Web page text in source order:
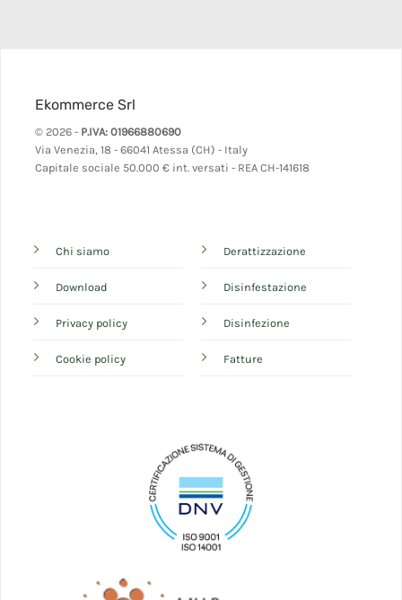
Ekommerce Srl
© 2026 - P.IVA: 01966880690
Via Venezia, 18 - 66041 Atessa (CH) - Italy
Capitale sociale 50.000 € int. versati - REA CH-141618
Chi siamo
Download
Privacy policy
Cookie policy
Derattizzazione
Disinfestazione
Disinfezione
Fatture